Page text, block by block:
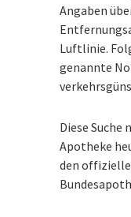
Angaben
Luftlinie.
genannte
Diese Suche
Apotheke
den